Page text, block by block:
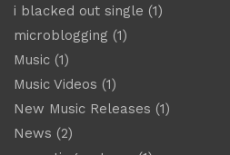
i blacked out single (1)
microblogging (1)
Music (1)
Music Videos (1)
New Music Releases (1)
News (2)